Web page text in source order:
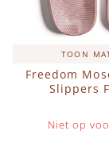
TOON
Freedom
Slippers
Niet op